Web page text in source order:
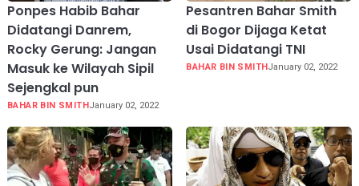
Ponpes Habib Bahar
Didatangi Danrem,
Rocky Gerung: Jangan
Masuk ke Wilayah Sipil
Sejengkal pun
BAHAR BIN SMITHJanuary 02, 2022
Pesantren Bahar Smith
di Bogor Dijaga Ketat
Usai Didatangi TNI
BAHAR BIN SMITHJanuary 02, 2022